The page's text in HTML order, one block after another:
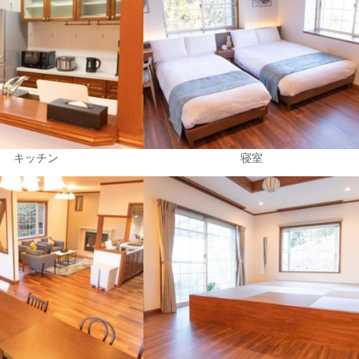
キッチン 寝室